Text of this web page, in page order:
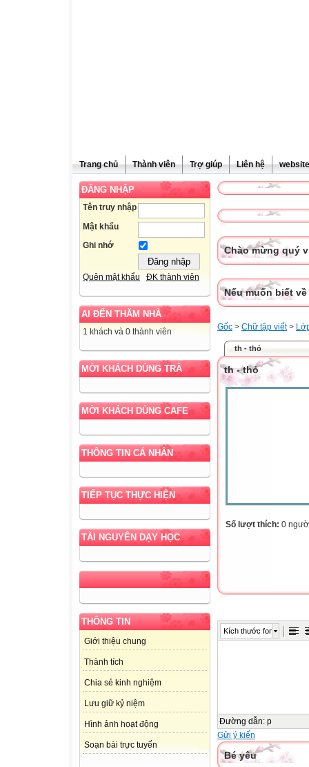
Trang chủ Thành viên Trợ giúp Liên hệ
ĐĂNG NHẬP
Tên truy nhập
Mật khẩu
Ghi nhớ
Quên mật khẩu ĐK thành viên
AI ĐẾN THĂM NHÀ
1 khách và 0 thành viên
MỜI KHÁCH DÙNG TRÀ
MỜI KHÁCH DÙNG CAFE
THÔNG TIN CÁ NHÂN
TIẾP TỤC THỰC HIỆN
TÀI NGUYÊN DẠY HỌC
THÔNG TIN
Giới thiệu chung
Thành tích
Chia sẻ kinh nghiệm
Lưu giữ kỷ niệm
Hình ảnh hoạt động
Soạn bài trực tuyến
Chào mừng quý
Nếu muốn biết
Gốc > Chữ tập viết>
th - thỏ
th - thỏ
Số lượt thích: 0
Kích thước font
Đường dẫn: p
Gửi ý kiến
Bé yêu